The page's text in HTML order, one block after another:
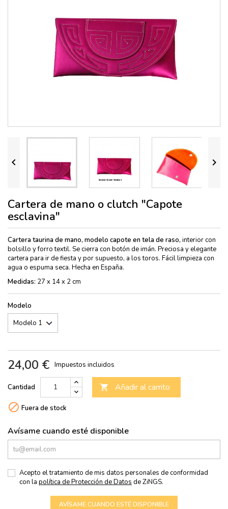
 
Cartera de mano o clutch "Capote
esclavina"
Cartera taurina de mano, modelo capote en tela de raso, interior con
bolsillo y forro textil. Se cierra con botón de imán. Preciosa y elegante
cartera para ir de fiesta y por supuesto, a los toros. Fácil limpieza con
agua o espuma seca. Hecha en España.
Medidas: 27 x 14 x 2 cm
Modelo
24,00 € Impuestos incluidos
Cantidad  Añadir al carrito
 Fuera de stock
Avísame cuando esté disponible
Acepto el tratamiento de mis datos personales de conformidad
con la política de Protección de Datos de ZiNGS.
AVÍSAME CUANDO ESTÉ DISPONIBLE